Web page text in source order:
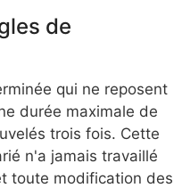
de
qui ne reposent
durée maximale de
trois fois. Cette
n'a jamais travaillé
toute modification des